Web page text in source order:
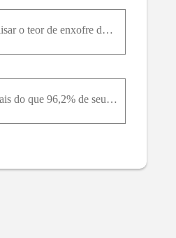
Califórnio-252. O que custa $ 27 milhões por grama e pode ser usado para tratar o câncer cerebral, analisar o teor de enxofre do carvão e detectar explosivos em bagagens? A resposta é califórnio- 252
Falsificação de obra de arte. Uma pintura atribuída a Vermeer (1632 - 1675 ), que deveria conter não mais do que 96,2% de seu carbono-14 original, em vez disso continha 99,5% . Qual a idade aproximada